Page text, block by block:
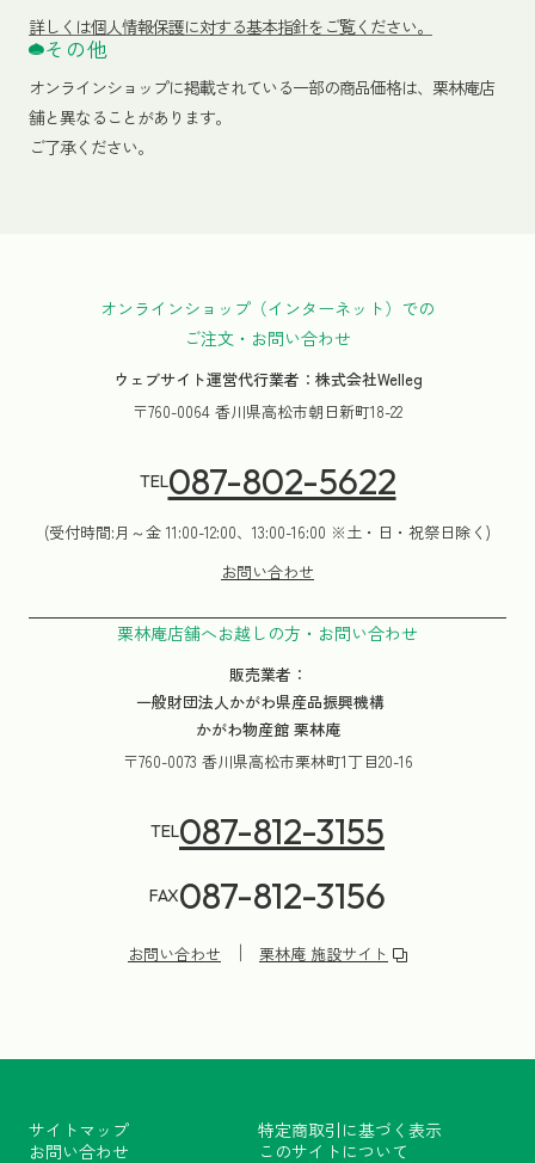
詳しくは個人情報保護に対する基本指針をご覧ください。
その他
オンラインショップに掲載されている一部の商品価格は、栗林庵店
舗と異なることがあります。
ご了承ください。
オンラインショップ（インターネット）での
ご注文・お問い合わせ
ウェブサイト運営代行業者：株式会社Welleg
〒760-0064 香川県高松市朝日新町18-22
TEL087-802-5622
(受付時間:月～金 11:00-12:00、13:00-16:00 ※土・日・祝祭日除く)
お問い合わせ
栗林庵店舗へお越しの方・お問い合わせ
販売業者：
一般財団法人かがわ県産品振興機構
かがわ物産館 栗林庵
〒760-0073 香川県高松市栗林町1丁目20-16
TEL087-812-3155
FAX087-812-3156
お問い合わせ 栗林庵 施設サイト
サイトマップ
特定商取引に基づく表示
お問い合わせ
このサイトについて